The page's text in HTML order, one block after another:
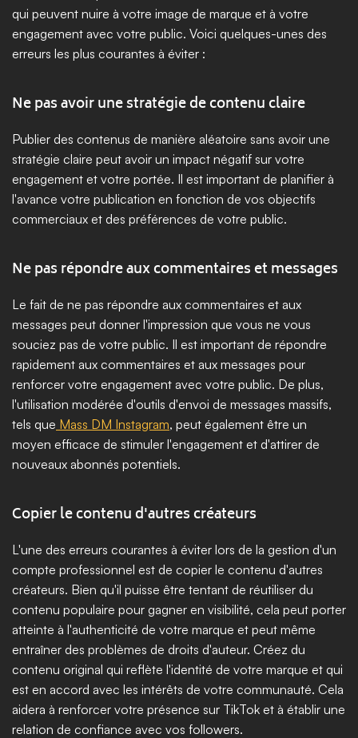
qui peuvent nuire à votre image de marque et à votre
engagement avec votre public. Voici quelques-unes des
erreurs les plus courantes à éviter :
Ne pas avoir une stratégie de contenu claire
Publier des contenus de manière aléatoire sans avoir une
stratégie claire peut avoir un impact négatif sur votre
engagement et votre portée. Il est important de planifier à
l'avance votre publication en fonction de vos objectifs
commerciaux et des préférences de votre public.
Ne pas répondre aux commentaires et messages
Le fait de ne pas répondre aux commentaires et aux
messages peut donner l'impression que vous ne vous
souciez pas de votre public. Il est important de répondre
rapidement aux commentaires et aux messages pour
renforcer votre engagement avec votre public. De plus,
l'utilisation modérée d'outils d'envoi de messages massifs,
tels que Mass DM Instagram, peut également être un
moyen efficace de stimuler l'engagement et d'attirer de
nouveaux abonnés potentiels.
Copier le contenu d'autres créateurs
L'une des erreurs courantes à éviter lors de la gestion d'un
compte professionnel est de copier le contenu d'autres
créateurs. Bien qu'il puisse être tentant de réutiliser du
contenu populaire pour gagner en visibilité, cela peut porter
atteinte à l'authenticité de votre marque et peut même
entraîner des problèmes de droits d'auteur. Créez du
contenu original qui reflète l'identité de votre marque et qui
est en accord avec les intérêts de votre communauté. Cela
aidera à renforcer votre présence sur TikTok et à établir une
relation de confiance avec vos followers.